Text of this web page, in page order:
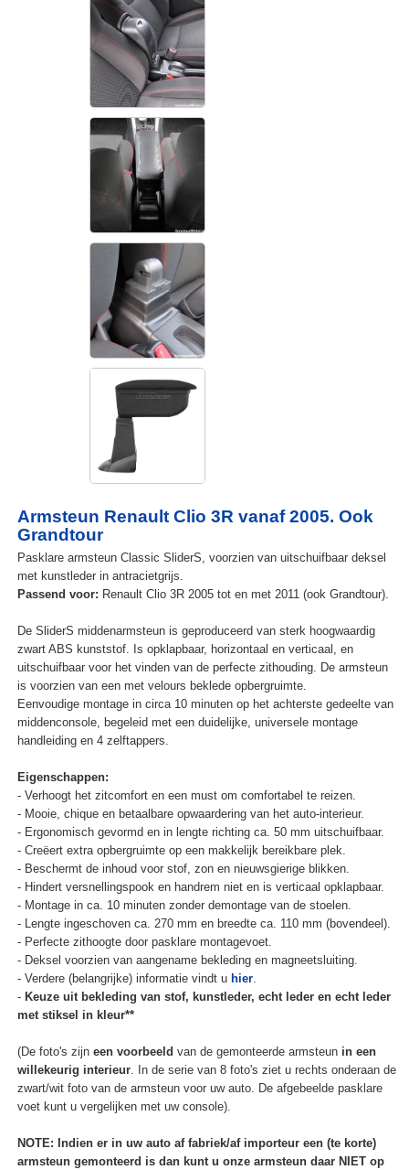
Armsteun Renault Clio 3R vanaf 2005. Ook
Grandtour
Pasklare armsteun Classic SliderS, voorzien van uitschuifbaar deksel
met kunstleder in antracietgrijs.
Passend voor: Renault Clio 3R 2005 tot en met 2011 (ook Grandtour).
De SliderS middenarmsteun is geproduceerd van sterk hoogwaardig
zwart ABS kunststof. Is opklapbaar, horizontaal en verticaal, en
uitschuifbaar voor het vinden van de perfecte zithouding. De armsteun
is voorzien van een met velours beklede opbergruimte.
Eenvoudige montage in circa 10 minuten op het achterste gedeelte van
middenconsole, begeleid met een duidelijke, universele montage
handleiding en 4 zelftappers.
Eigenschappen:
- Verhoogt het zitcomfort en een must om comfortabel te reizen.
- Mooie, chique en betaalbare opwaardering van het auto-interieur.
- Ergonomisch gevormd en in lengte richting ca. 50 mm uitschuifbaar.
- Creëert extra opbergruimte op een makkelijk bereikbare plek.
- Beschermt de inhoud voor stof, zon en nieuwsgierige blikken.
- Hindert versnellingspook en handrem niet en is verticaal opklapbaar.
- Montage in ca. 10 minuten zonder demontage van de stoelen.
- Lengte ingeschoven ca. 270 mm en breedte ca. 110 mm (bovendeel).
- Perfecte zithoogte door pasklare montagevoet.
- Deksel voorzien van aangename bekleding en magneetsluiting.
- Verdere (belangrijke) informatie vindt u hier.
- Keuze uit bekleding van stof, kunstleder, echt leder en echt leder
met stiksel in kleur**
(De foto's zijn een voorbeeld van de gemonteerde armsteun in een
willekeurig interieur. In de serie van 8 foto's ziet u rechts onderaan de
zwart/wit foto van de armsteun voor uw auto. De afgebeelde pasklare
voet kunt u vergelijken met uw console).
NOTE: Indien er in uw auto af fabriek/af importeur een (te korte)
armsteun gemonteerd is dan kunt u onze armsteun daar NIET op